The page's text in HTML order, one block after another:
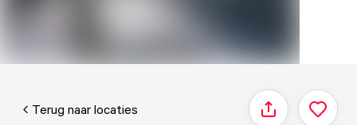
Terug naar locaties Delen